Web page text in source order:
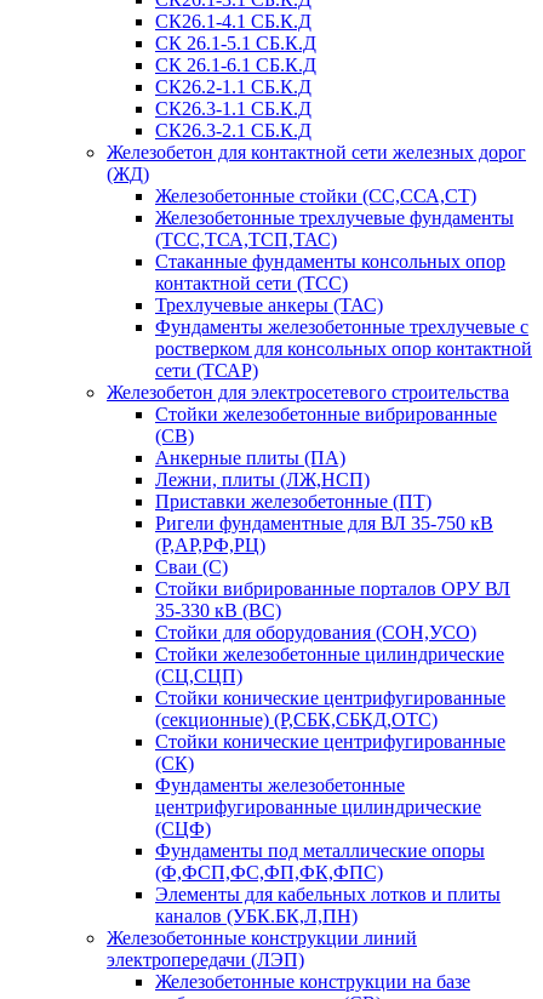
СК26.1-4.1 СБ.К.Д
СК 26.1-5.1 СБ.К.Д
СК 26.1-6.1 СБ.К.Д
СК26.2-1.1 СБ.К.Д
СК26.3-1.1 СБ.К.Д
СК26.3-2.1 СБ.К.Д
Железобетон для контактной сети железных дорог
(ЖД)
Железобетонные стойки (СС,ССА,СТ)
Железобетонные трехлучевые фундаменты
(ТСС,ТСА,ТСП,ТАС)
Стаканные фундаменты консольных опор
контактной сети (ТСС)
Трехлучевые анкеры (ТАС)
Фундаменты железобетонные трехлучевые с
ростверком для консольных опор контактной
сети (ТСАР)
Железобетон для электросетевого строительства
Стойки железобетонные вибрированные
(СВ)
Анкерные плиты (ПА)
Лежни, плиты (ЛЖ,НСП)
Приставки железобетонные (ПТ)
Ригели фундаментные для ВЛ 35-750 кВ
(Р,АР,РФ,РЦ)
Сваи (С)
Стойки вибрированные порталов ОРУ ВЛ
35-330 кВ (ВС)
Стойки для оборудования (СОН,УСО)
Стойки железобетонные цилиндрические
(СЦ,СЦП)
Стойки конические центрифугированные
(секционные) (Р,СБК,СБКД,ОТС)
Стойки конические центрифугированные
(СК)
Фундаменты железобетонные
центрифугированные цилиндрические
(СЦФ)
Фундаменты под металлические опоры
(Ф,ФСП,ФС,ФП,ФК,ФПС)
Элементы для кабельных лотков и плиты
каналов (УБК.БК,Л,ПН)
Железобетонные конструкции линий
электропередачи (ЛЭП)
Железобетонные конструкции на базе